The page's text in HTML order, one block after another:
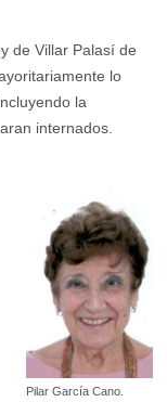
de Villar Palasí de
lo
la
internados.
Pilar García Cano.